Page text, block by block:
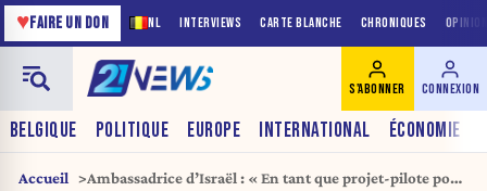
NL INTERVIEWS CARTE BLANCHE CHRONIQUES
♥FAIRE UN DON
BELGIQUE POLITIQUE EUROPE INTERNATIONAL ÉCONOMIE
S'ABONNER CONNEXION
Accueil
Ambassadrice d’Israël : « En tant que projet-pilote pour